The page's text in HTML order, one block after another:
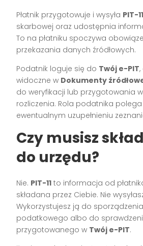
Płatnik przygotowuje i wysyła PIT-11
skarbowej oraz udostępnia
To na płatniku spoczywa
przekazania danych źródłowych.
Podatnik loguje się do Twój e-PIT
widoczne w Dokumenty
do weryfikacji lub przygotowania
rozliczenia. Rola podatnika
ewentualnym uzupełnieniu
Czy musisz
do urzędu?
Nie. PIT-11 to informacja od
składana przez Ciebie. Nie
Wykorzystujesz ją do
podatkowego albo do
przygotowanego w Twój e-PIT.